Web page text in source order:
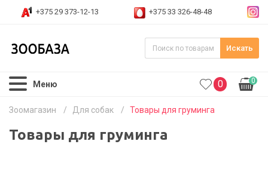
+375 29 373-12-13 +375 33 326-48-48
Искать
Меню 0 0
Зоомагазин / Для собак / Товары для груминга
Товары для груминга